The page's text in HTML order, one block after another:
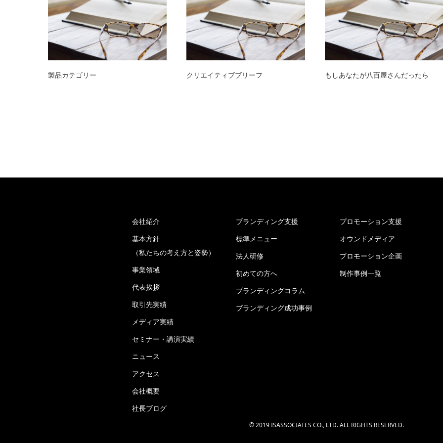
製品カテゴリー クリエイティブブリーフ もしあなたが八百屋さんだったら
会社紹介
基本方針
（私たちの考え方と姿勢）
事業領域
代表挨拶
取引先実績
メディア実績
セミナー・講演実績
ニュース
アクセス
会社概要
社長ブログ
ブランディング支援
標準メニュー
法人研修
初めての方へ
ブランディングコラム
ブランディング成功事例
プロモーション支援
オウンドメディア
プロモーション企画
制作事例一覧
© 2019 ISASSOCIATES CO., LTD. ALL RIGHTS RESERVED.